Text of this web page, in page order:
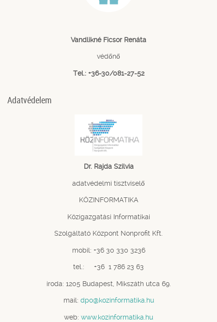
Vandlikné Ficsor Renáta
védőnő
Tel.: +36-30/081-27-52
Adatvédelem
Dr. Rajda Szilvia
adatvédelmi tisztviselő
KÖZINFORMATIKA
Közigazgatási Informatikai
Szolgáltató Központ Nonprofit Kft.
mobil: +36 30 330 3236
tel.: +36 1 786 23 63
iroda: 1205 Budapest, Mikszáth utca 69.
mail: dpo@kozinformatika.hu
web: www.kozinformatika.hu